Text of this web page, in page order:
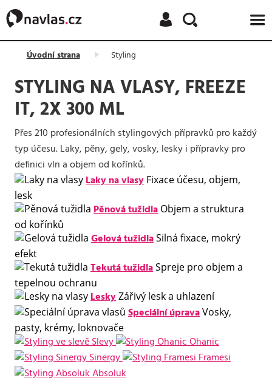
Úvodní strana Styling
STYLING NA VLASY, FREEZE
IT, 2X 300 ML
Přes 210 profesionálních stylingových přípravků pro každý
typ účesu. Laky, pěny, gely, vosky, lesky i přípravky pro
definici vln a objem od kořínků.
Laky na vlasy Fixace účesu, objem,
lesk
Pěnová tužidla Objem a struktura
od kořínků
Gelová tužidlaSilná fixace, mokrý
efekt
Tekutá tužidlaSpreje pro objem a
tepelnou ochranu
LeskyZářivý lesk a uhlazení
Speciální úpravaVosky,
pasty, krémy, loknovače
Slevy
Ohanic
Sinergy
Framesi
Absoluk